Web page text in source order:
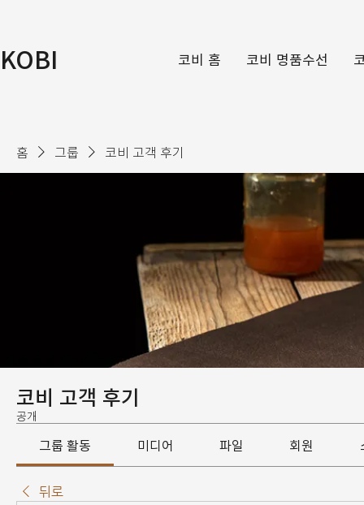
KOBI 코비 홈 코비 명품수선
홈 그룹 코비 고객 후기
코비 고객 후기
공개
그룹 활동 미디어 파일 회원
뒤로